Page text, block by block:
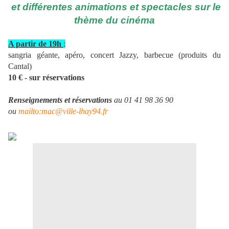
et différentes animations et spectacles sur le
thème du cinéma
A partir de 19h :
sangria géante, apéro, concert Jazzy, barbecue (produits du
Cantal)
10 € - sur réservations
Renseignements et réservations au 01 41 98 36 90
ou mailto:mac@ville-lhay94.fr